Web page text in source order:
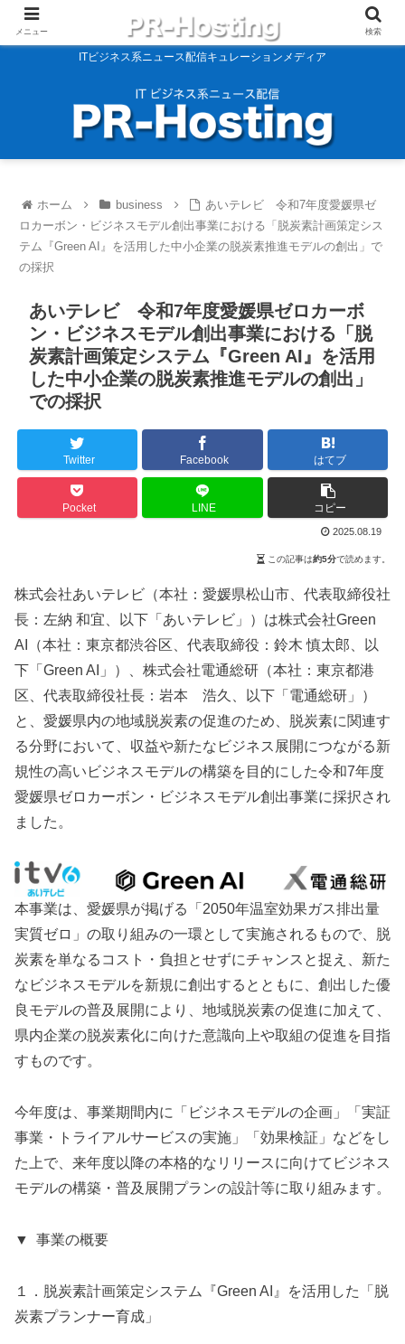
ITビジネス系ニュース配信キュレーションメディア
ホーム business
あいテレビ 令和7年度愛媛県ゼ
ロカーボン・ビジネスモデル創出事業における「脱炭素計画策定シス
テム『Green AI』を活用した中小企業の脱炭素推進モデルの創出」で
の採択
あいテレビ 令和7年度愛媛県ゼロカーボ
ン・ビジネスモデル創出事業における「脱
炭素計画策定システム『Green AI』を活用
した中小企業の脱炭素推進モデルの創出」
での採択
Twitter Facebook はてブ
Pocket LINE コピー
2025.08.19
この記事は約5分で読めます。
株式会社あいテレビ（本社：愛媛県松山市、代表取締役社
長：左納 和宜、以下「あいテレビ」）は株式会社Green
AI（本社：東京都渋谷区、代表取締役：鈴木 慎太郎、以
下「Green AI」）、株式会社電通総研（本社：東京都港
区、代表取締役社長：岩本 浩久、以下「電通総研」）
と、愛媛県内の地域脱炭素の促進のため、脱炭素に関連す
る分野において、収益や新たなビジネス展開につながる新
規性の高いビジネスモデルの構築を目的にした令和7年度
愛媛県ゼロカーボン・ビジネスモデル創出事業に採択され
ました。
本事業は、愛媛県が掲げる「2050年温室効果ガス排出量
実質ゼロ」の取り組みの一環として実施されるもので、脱
炭素を単なるコスト・負担とせずにチャンスと捉え、新た
なビジネスモデルを新規に創出するとともに、創出した優
良モデルの普及展開により、地域脱炭素の促進に加えて、
県内企業の脱炭素化に向けた意識向上や取組の促進を目指
すものです。
今年度は、事業期間内に「ビジネスモデルの企画」「実証
事業・トライアルサービスの実施」「効果検証」などをし
た上で、来年度以降の本格的なリリースに向けてビジネス
モデルの構築・普及展開プランの設計等に取り組みます。
▼ 事業の概要
１．脱炭素計画策定システム『Green AI』を活用した「脱
炭素プランナー育成」
メニュー 検索